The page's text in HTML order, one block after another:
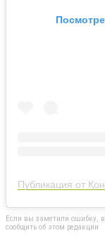
Если вы заметили ошибку,
сообщить об этом редакции